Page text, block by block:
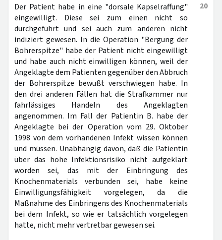
20
Der Patient habe in eine "dorsale Kapselraffung"
eingewilligt. Diese sei zum einen nicht so
durchgeführt und sei auch zum anderen nicht
indiziert gewesen. In die Operation "Bergung der
Bohrerspitze" habe der Patient nicht eingewilligt
und habe auch nicht einwilligen können, weil der
Angeklagte dem Patienten gegenüber den Abbruch
der Bohrerspitze bewußt verschwiegen habe. In
den drei anderen Fällen hat die Strafkammer nur
fahrlässiges Handeln des Angeklagten
angenommen. Im Fall der Patientin B. habe der
Angeklagte bei der Operation vom 29. Oktober
1998 von dem vorhandenen Infekt wissen können
und müssen. Unabhängig davon, daß die Patientin
über das hohe Infektionsrisiko nicht aufgeklärt
worden sei, das mit der Einbringung des
Knochenmaterials verbunden sei, habe keine
Einwilligungsfähigkeit vorgelegen, da die
Maßnahme des Einbringens des Knochenmaterials
bei dem Infekt, so wie er tatsächlich vorgelegen
hatte, nicht mehr vertretbar gewesen sei.